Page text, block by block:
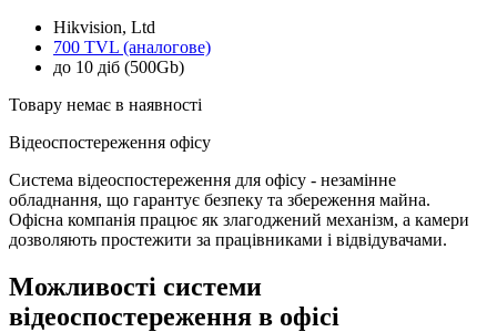
Hikvision, Ltd
700 TVL (аналогове)
до 10 діб (500Gb)
Товару немає в наявності
Відеоспостереження офісу
Система відеоспостереження для офісу - незамінне
обладнання, що гарантує безпеку та збереження майна.
Офісна компанія працює як злагоджений механізм, а камери
дозволяють простежити за працівниками і відвідувачами.
Можливості системи
відеоспостереження в офісі